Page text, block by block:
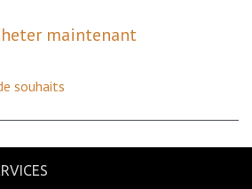
maintenant
souhaits